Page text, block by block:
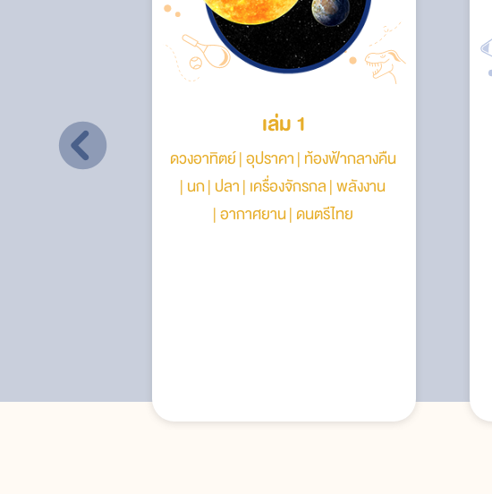
เล่ม 1
ดวงอาทิตย์ อุปราคา ท้องฟ้ากลางคืน
นก ปลา เครื่องจักรกล พลังงาน
อากาศยาน ดนตรีไทย